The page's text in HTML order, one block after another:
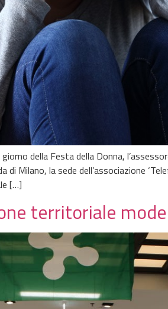
della Festa della Donna,
Milano, la sede dell’associazione
[…]
territoriale